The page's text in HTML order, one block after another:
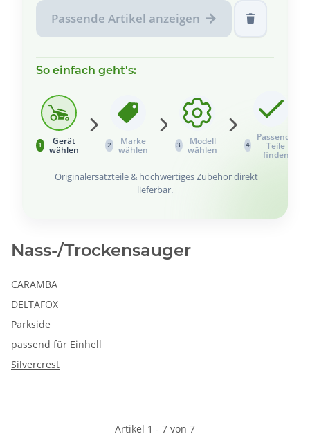
Passende Artikel anzeigen
So einfach geht's:
1
Gerät
wählen
2
Marke
wählen
3
Modell
wählen
4
Passende
Teile
finden
Originalersatzteile & hochwertiges Zubehör direkt
lieferbar.
Nass-/Trockensauger
CARAMBA
DELTAFOX
Parkside
passend für Einhell
Silvercrest
Artikel 1 - 7 von 7